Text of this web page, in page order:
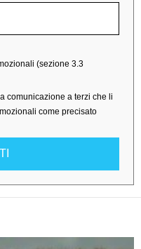
(sezione 3.3
comunicazione a terzi che li
come precisato